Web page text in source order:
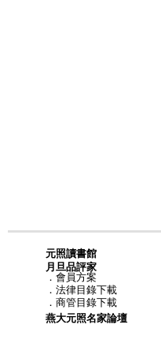
元照讀書館
月旦品評家
． 會員方案
． 法律目錄下載
． 商管目錄下載
燕大元照名家論壇